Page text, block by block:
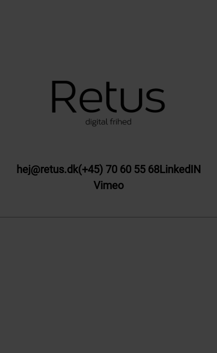
hej@retus.dk(+45) 70 60 55 68LinkedIN
Vimeo